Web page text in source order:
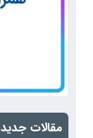
مقالات جدید